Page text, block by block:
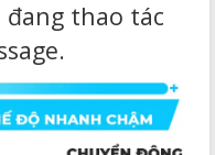
thao tác